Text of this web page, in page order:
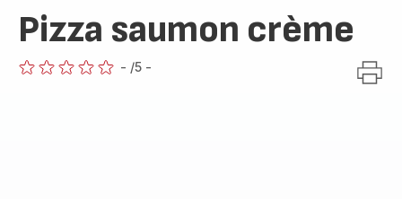
Pizza saumon crème
- /5 -